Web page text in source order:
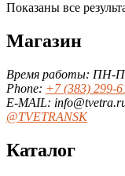
Показаны все
Магазин
Время работы: ПН-
Phone: +7 (383) 299-
E-MAIL:
@TVETRANSK
Каталог